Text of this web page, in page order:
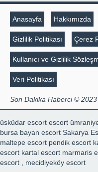
Anasayfa Hakkımızda
Gizlilik Politikası Çerez
Kullanıcı ve Gizlilik
Veri Politikası
Son Dakika Haberci © 2023
üsküdar escort escort
bursa bayan escort Sakarya
maltepe escort pendik escort
escort kartal escort marmaris
escort
mecidiyeköy escort